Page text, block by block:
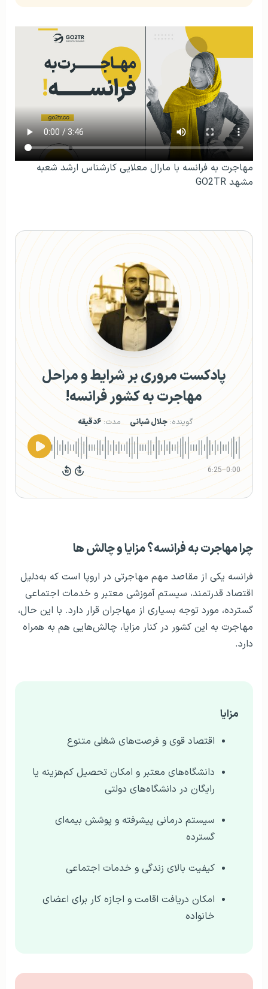
مهاجرت به فرانسه با مارال معلایی کارشناس ارشد شعبه
مشهد GO2TR
پادکست مروری بر شرایط و مراحل
مهاجرت به کشور فرانسه!
گوینده: جلال شبانی مدت: ۶دقیقه
0:00
–
6:25
چرا مهاجرت به فرانسه؟ مزایا و چالش ها
فرانسه یکی از مقاصد مهم مهاجرتی در اروپا است که به‌دلیل
اقتصاد قدرتمند، سیستم آموزشی معتبر و خدمات اجتماعی
گسترده، مورد توجه بسیاری از مهاجران قرار دارد. با این حال،
مهاجرت به این کشور در کنار مزایا، چالش‌هایی هم به همراه
دارد.
مزایا
اقتصاد قوی و فرصت‌های شغلی متنوع
دانشگاه‌های معتبر و امکان تحصیل کم‌هزینه یا
رایگان در دانشگاه‌های دولتی
سیستم درمانی پیشرفته و پوشش بیمه‌ای
گسترده
کیفیت بالای زندگی و خدمات اجتماعی
امکان دریافت اقامت و اجازه کار برای اعضای
خانواده